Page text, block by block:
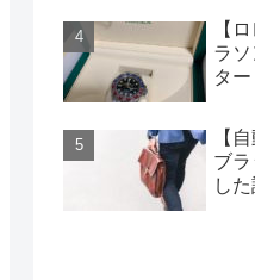
【
ラ
タ
【
ブ
し